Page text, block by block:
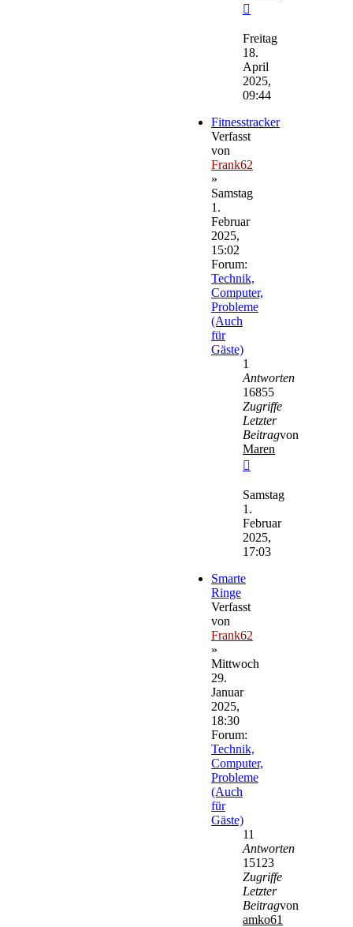
Beitrag
Freitag
18.
April
2025,
09:44
Fitnesstracker
Verfasst
von
Frank62
»
Samstag
1.
Februar
2025,
15:02
Forum:
Technik,
Computer,
Probleme
(Auch
für
Gäste)
1
Antworten
16855
Zugriffe
Letzter
Beitragvon
Maren
Beitrag
Samstag
1.
Februar
2025,
17:03
Smarte
Ringe
Verfasst
von
Frank62
»
Mittwoch
29.
Januar
2025,
18:30
Forum:
Technik,
Computer,
Probleme
(Auch
für
Gäste)
11
Antworten
15123
Zugriffe
Letzter
Beitragvon
amko61